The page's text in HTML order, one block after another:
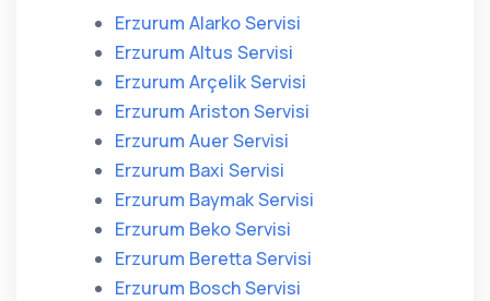
Erzurum Alarko Servisi
Erzurum Altus Servisi
Erzurum Arçelik Servisi
Erzurum Ariston Servisi
Erzurum Auer Servisi
Erzurum Baxi Servisi
Erzurum Baymak Servisi
Erzurum Beko Servisi
Erzurum Beretta Servisi
Erzurum Bosch Servisi